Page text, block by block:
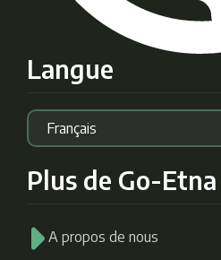
Langue
Plus de Go-Etna
A propos de nous